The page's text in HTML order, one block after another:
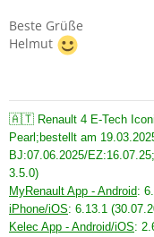
gebracht:
Stichwort weiße
eine bekannte Keks-
)
Er fährt sich
gross. Das…
Beste Grüße
Helmut
🇦🇹 Renault 4 E-Tech
Pearl;bestellt am
BJ:07.06.2025/
3.5.0)
MyRenault App - Android:
iPhone/iOS: 6.13.1
Kelec App - Android/iOS: